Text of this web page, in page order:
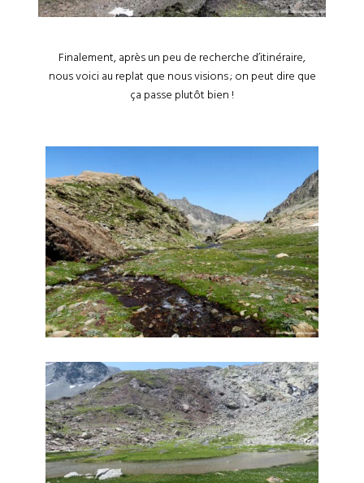
Finalement, après un peu de recherche d’itinéraire,
nous voici au replat que nous visions ; on peut dire que
ça passe plutôt bien !